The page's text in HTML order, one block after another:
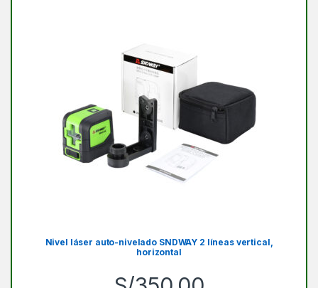
Nivel láser auto-nivelado SNDWAY 2 líneas vertical,
horizontal